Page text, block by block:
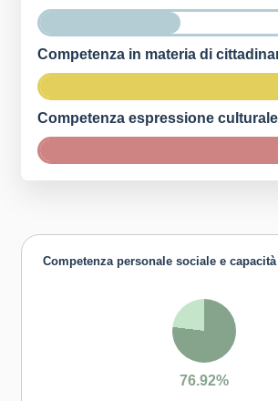
Competenza in materia di
Competenza espressione
Competenza personale sociale e
76.92%